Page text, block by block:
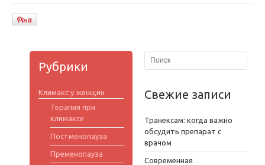
Рубрики
Климакс у женщин
Терапия при
климаксе
Постменопауза
Пременопауза
Свежие записи
Транексам: когда важно
обсудить препарат с
врачом
Современная